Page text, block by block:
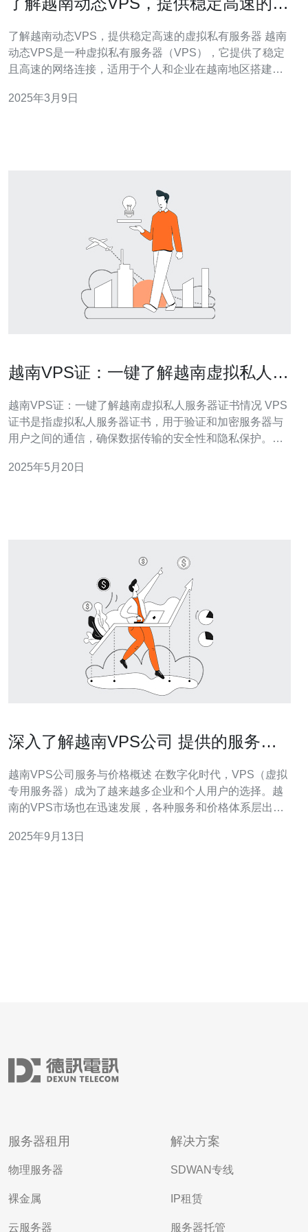
了解越南动态VPS，提供稳定高速的虚拟私有服务器 越南
动态VPS是一种虚拟私有服务器（VPS），它提供了稳定
且高速的网络连接，适用于个人和企业在越南地区搭建网
VPS具有以下优势： 稳定性：越南动态VPS采用先进的技
2025年3月9日
越南VPS证：一键了解越南虚拟私人服
越南VPS证：一键了解越南虚拟私人服务器证书情况 VPS
证书是指虚拟私人服务器证书，用于验证和加密服务器与
用户之间的通信，确保数据传输的安全性和隐私保护。在
全可靠的服务器连接。 在越南，VPS证书通常分为DV证
2025年5月20日
深入了解越南VPS公司 提供的服务与
越南VPS公司服务与价格概述 在数字化时代，VPS（虚拟
专用服务器）成为了越来越多企业和个人用户的选择。越
南的VPS市场也在迅速发展，各种服务和价格体系层出不
对比及选择建议，助您在众多选项中做出明智的决策。 以
2025年9月13日
服务器租用
物理服务器
裸金属
云服务器
解决方案
SDWAN专线
IP租赁
服务器托管